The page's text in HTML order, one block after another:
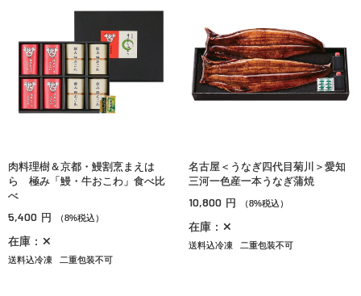
肉料理樹＆京都・鰻割烹まえは
ら 極み「鰻・牛おこわ」食べ比
べ
5,400 円 （8%税込）
在庫：✕
送料込冷凍 二重包装不可
名古屋＜うなぎ四代目菊川＞愛知
三河一色産一本うなぎ蒲焼
10,800 円 （8%税込）
在庫：✕
送料込冷凍 二重包装不可